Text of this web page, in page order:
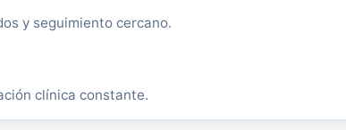
y seguimiento cercano.
clínica constante.